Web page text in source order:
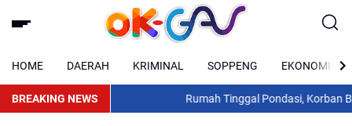
HOME DAERAH KRIMINAL SOPPENG EKONOMI
BREAKING NEWS Rumah Tinggal Pondasi, Korban